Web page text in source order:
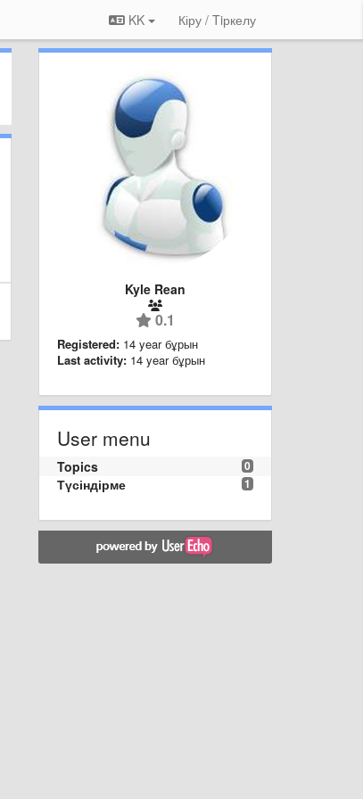
KK Кіру / Tiркелу
Kyle Rean
0.1
Registered: 14 year бұрын
Last activity: 14 year бұрын
User menu
0
Topics
1
Түсіндірме